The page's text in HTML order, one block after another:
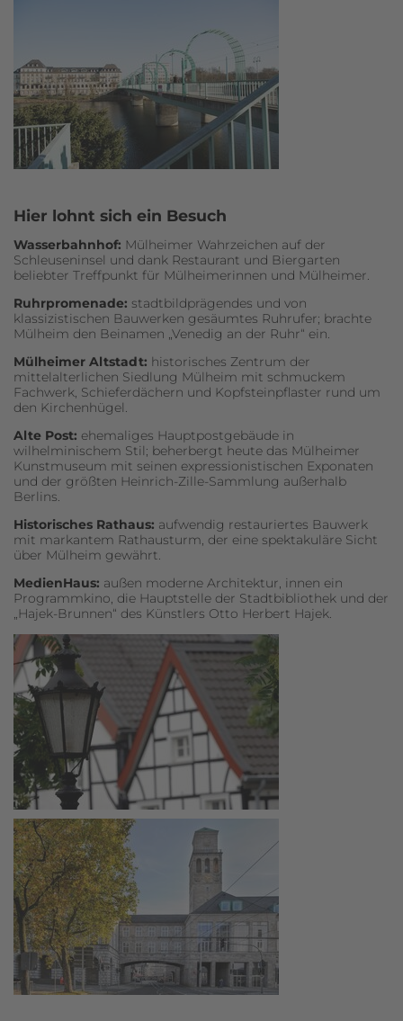
Hier lohnt sich ein Besuch
Wasserbahnhof: Mülheimer Wahrzeichen auf der
Schleuseninsel und dank Restaurant und Biergarten
beliebter Treffpunkt für Mülheimerinnen und Mülheimer.
Ruhrpromenade: stadtbildprägendes und von
klassizistischen Bauwerken gesäumtes Ruhrufer; brachte
Mülheim den Beinamen „Venedig an der Ruhr“ ein.
Mülheimer Altstadt: historisches Zentrum der
mittelalterlichen Siedlung Mülheim mit schmuckem
Fachwerk, Schieferdächern und Kopfsteinpflaster rund um
den Kirchenhügel.
Alte Post: ehemaliges Hauptpostgebäude in
wilhelminischem Stil; beherbergt heute das Mülheimer
Kunstmuseum mit seinen expressionistischen Exponaten
und der größten Heinrich-Zille-Sammlung außerhalb
Berlins.
Historisches Rathaus: aufwendig restauriertes Bauwerk
mit markantem Rathausturm, der eine spektakuläre Sicht
über Mülheim gewährt.
MedienHaus: außen moderne Architektur, innen ein
Programmkino, die Hauptstelle der Stadtbibliothek und der
„Hajek-Brunnen“ des Künstlers Otto Herbert Hajek.